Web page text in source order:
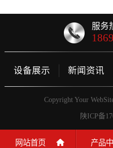
服务
设备展示 新闻资讯
Copyright Your
陕ICP备
网站首页 产品